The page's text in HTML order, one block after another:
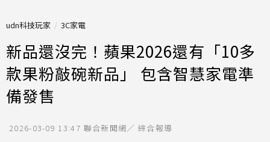
udn科技玩家 3C家電
新品還沒完！蘋果2026還有「10多
款果粉敲碗新品」 包含智慧家電準
備發售
2026-03-09 13:47 聯合新聞網／ 綜合報導